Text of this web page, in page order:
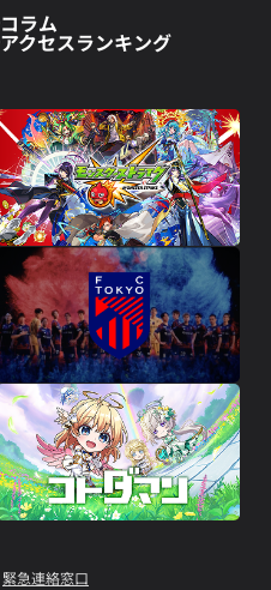
コラム
アクセスランキング
緊急連絡窓口